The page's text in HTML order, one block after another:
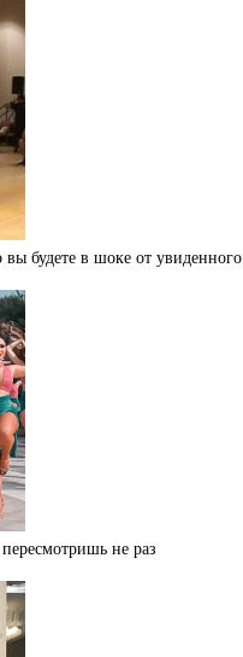
будете в шоке от увиденного
не раз